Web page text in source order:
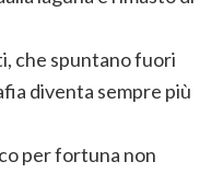
che spuntano fuori
diventa sempre più
per fortuna non